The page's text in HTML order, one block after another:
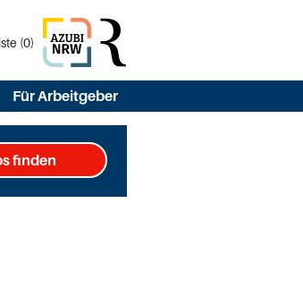
(0)
Für Arbeitgeber
finden